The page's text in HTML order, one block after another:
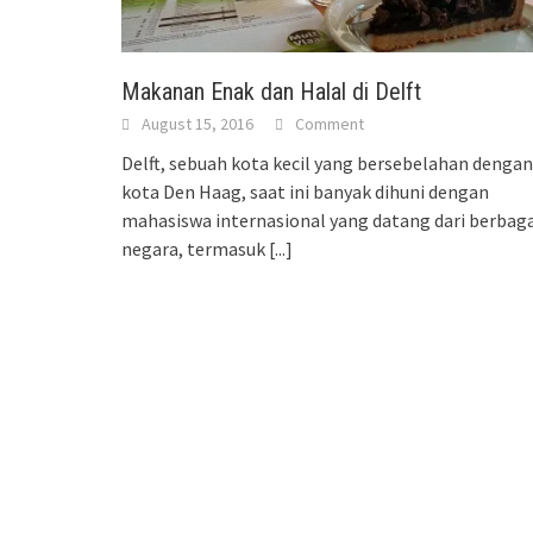
Makanan Enak dan Halal di Delft
August 15, 2016 Comment
Delft, sebuah kota kecil yang bersebelahan dengan
kota Den Haag, saat ini banyak dihuni dengan
mahasiswa internasional yang datang dari
negara, termasuk [...]